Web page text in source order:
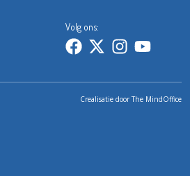
Volg ons:
Crealisatie doorThe MindOffice